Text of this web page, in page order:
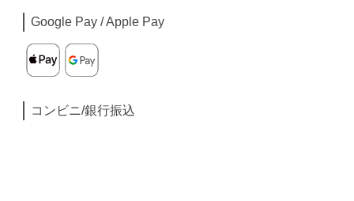
Google Pay / Apple Pay
コンビニ/銀行振込